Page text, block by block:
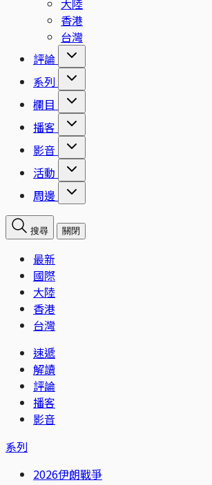
大陸
香港
台灣
評論
系列
欄目
播客
影音
活動
周邊
搜尋 關閉
最新
國際
大陸
香港
台灣
速遞
解讀
評論
播客
影音
系列
2026伊朗戰爭